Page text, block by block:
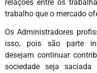
relações entre os
trabalho que o mercado
Os Administradores
isso, pois são parte
desejam continuar
sociedade seja